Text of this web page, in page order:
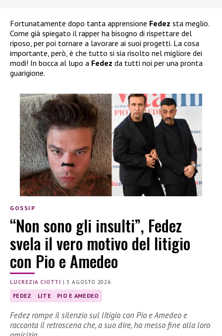
Fortunatamente dopo tanta apprensione Fedez sta meglio.
Come già spiegato il rapper ha bisogno di rispettare del
riposo, per poi tornare a lavorare ai suoi progetti. La cosa
importante, però, è che tutto si sia risolto nel migliore dei
modi! In bocca al lupo a Fedez da tutti noi per una pronta
guarigione.
GOSSIP
“Non sono gli insulti”, Fedez
svela il vero motivo del litigio
con Pio e Amedeo
LUCREZIA CIOTTI |3 AGOSTO 2026
FEDEZ LITE PIO E AMEDEO
Fedez rompe il silenzio sul litigio con Pio e Amedeo e
racconta il retroscena che, a suo dire, ha messo fine alla loro